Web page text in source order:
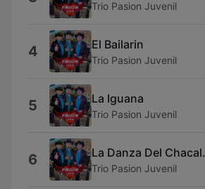
Trio Pasion Juvenil
4 El Bailarin
Trio Pasion Juvenil
5 La Iguana
Trio Pasion Juvenil
6 La Danza Del Chacal.
Trio Pasion Juvenil